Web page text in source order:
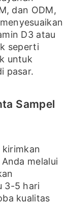
dan ODM,
D3 atau
seperti
untuk
pasar.
Sampel
kirimkan
melalui
3-5 hari
kualitas